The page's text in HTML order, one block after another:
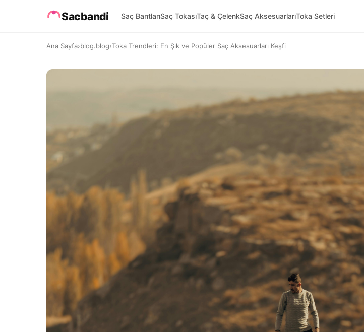
Sacbandi Saç BantlarıSaç TokasıTaç & ÇelenkSaç AksesuarlarıToka Setleri
Ana Sayfa›blog.blog›Toka Trendleri: En Şık ve Popüler Saç Aksesuarları Keşfi